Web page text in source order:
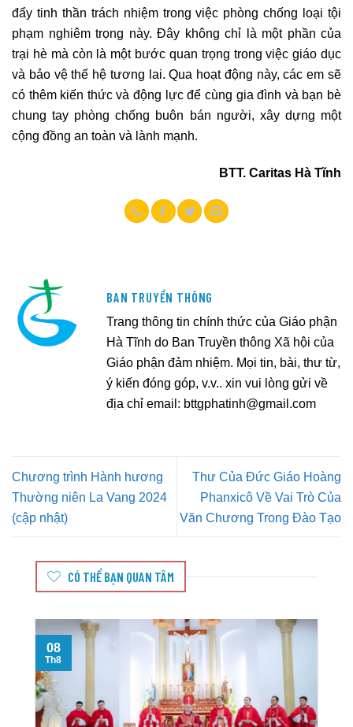
đẩy tinh thần trách nhiệm trong việc phòng chống loại tội
phạm nghiêm trọng này. Đây không chỉ là một phần của
trại hè mà còn là một bước quan trọng trong việc giáo dục
và bảo vệ thế hệ tương lai. Qua hoạt động này, các em sẽ
có thêm kiến thức và động lực để cùng gia đình và bạn bè
chung tay phòng chống buôn bán người, xây dựng một
cộng đồng an toàn và lành mạnh.
BTT. Caritas Hà Tĩnh
BAN TRUYỀN THÔNG
Trang thông tin chính thức của Giáo phận
Hà Tĩnh do Ban Truyền thông Xã hội của
Giáo phận đảm nhiệm. Mọi tin, bài, thư từ,
ý kiến đóng góp, v.v.. xin vui lòng gửi về
địa chỉ email: bttgphatinh@gmail.com
Chương trình Hành hương
Thường niên La Vang 2024
(cập nhật)
Thư Của Đức Giáo Hoàng
Phanxicô Về Vai Trò Của
Văn Chương Trong Đào Tạo
CÓ THỂ BẠN QUAN TÂM
08
Th8